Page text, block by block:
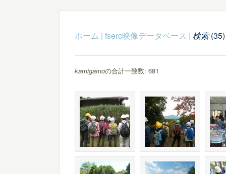
ホーム | fserc映像データベース | 検索(35)
kamigamoの合計一致数: 681